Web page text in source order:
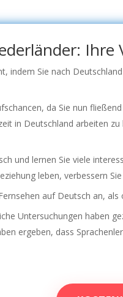
Ihre
indem Sie nach
da Sie nun
in Deutschland arbeiten
und lernen Sie viele
leben, verbessern
auf Deutsch an,
Untersuchungen haben
ergeben, dass